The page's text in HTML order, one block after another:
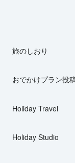
旅のしおり
おでかけプラン投
Holiday Travel
Holiday Studio